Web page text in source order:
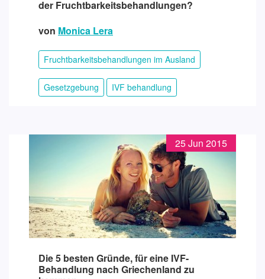
der Fruchtbarkeitsbehandlungen?
von Monica Lera
Fruchtbarkeitsbehandlungen im Ausland
Gesetzgebung IVF behandlung
25 Jun 2015
Die 5 besten Gründe, für eine IVF-
Behandlung nach Griechenland zu